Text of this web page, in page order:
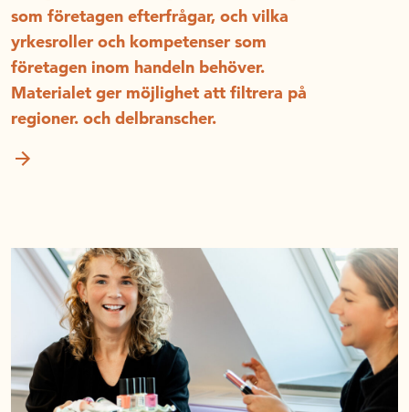
som företagen efterfrågar, och vilka
yrkesroller och kompetenser som
företagen inom handeln behöver.
Materialet ger möjlighet att filtrera på
regioner. och delbranscher.